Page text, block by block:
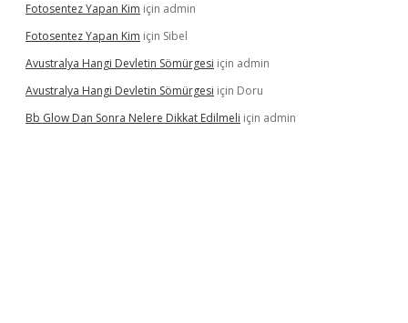
Fotosentez Yapan Kim için admin
Fotosentez Yapan Kim için Sibel
Avustralya Hangi Devletin Sömürgesi için admin
Avustralya Hangi Devletin Sömürgesi için Doru
Bb Glow Dan Sonra Nelere Dikkat Edilmeli için admin